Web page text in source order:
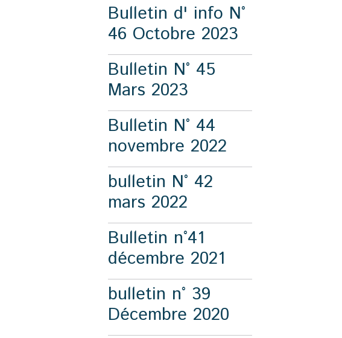
Bulletin d' info N°
46 Octobre 2023
Bulletin N° 45
Mars 2023
Bulletin N° 44
novembre 2022
bulletin N° 42
mars 2022
Bulletin n°41
décembre 2021
bulletin n° 39
Décembre 2020